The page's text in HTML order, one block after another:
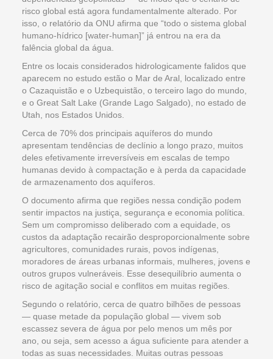
risco global está agora fundamentalmente alterado. Por
isso, o relatório da ONU afirma que “todo o sistema global
humano-hídrico [water-human]” já entrou na era da
falência global da água.
Entre os locais considerados hidrologicamente falidos que
aparecem no estudo estão o Mar de Aral, localizado entre
o Cazaquistão e o Uzbequistão, o terceiro lago do mundo,
e o Great Salt Lake (Grande Lago Salgado), no estado de
Utah, nos Estados Unidos.
Cerca de 70% dos principais aquíferos do mundo
apresentam tendências de declínio a longo prazo, muitos
deles efetivamente irreversíveis em escalas de tempo
humanas devido à compactação e à perda da capacidade
de armazenamento dos aquíferos.
O documento afirma que regiões nessa condição podem
sentir impactos na justiça, segurança e economia política.
Sem um compromisso deliberado com a equidade, os
custos da adaptação recairão desproporcionalmente sobre
agricultores, comunidades rurais, povos indígenas,
moradores de áreas urbanas informais, mulheres, jovens e
outros grupos vulneráveis. Esse desequilíbrio aumenta o
risco de agitação social e conflitos em muitas regiões.
Segundo o relatório, cerca de quatro bilhões de pessoas
— quase metade da população global — vivem sob
escassez severa de água por pelo menos um mês por
ano, ou seja, sem acesso a água suficiente para atender a
todas as suas necessidades. Muitas outras pessoas